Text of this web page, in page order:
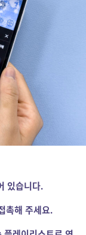
있습니다.
촉해 주세요.